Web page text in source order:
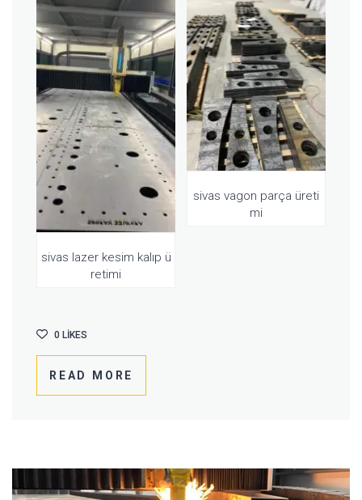
sivas lazer kesim kalıp ü
retimi
sivas vagon parça üreti
mi
READ MORE
0 LIKES